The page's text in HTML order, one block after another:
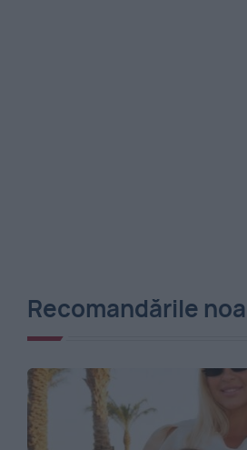
Recomandările